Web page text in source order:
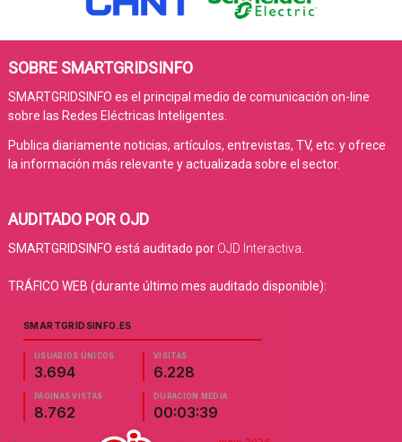
SOBRE SMARTGRIDSINFO
SMARTGRIDSINFO es el principal medio de comunicación on-line
sobre las Redes Eléctricas Inteligentes.
Publica diariamente noticias, artículos, entrevistas, TV, etc. y ofrece
la información más relevante y actualizada sobre el sector.
AUDITADO POR OJD
SMARTGRIDSINFO está auditado por OJD Interactiva
TRÁFICO WEB (durante último mes auditado disponible):